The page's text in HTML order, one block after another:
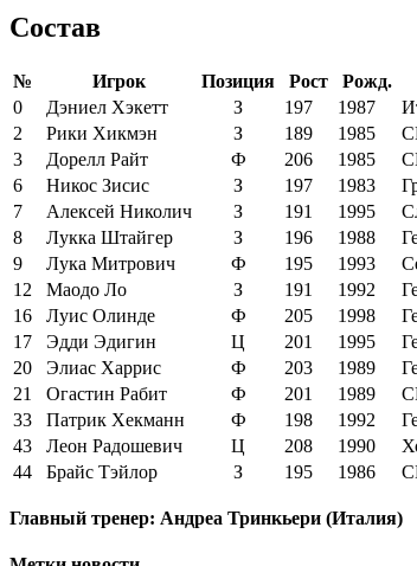
Состав
№ Игрок Позиция Рост Рожд.
0
Дэниел Хэкетт З 197 1987
2
Рики Хикмэн З 189 1985
3
Дорелл Райт Ф 206 1985
6
Никос Зисис З 197 1983
7
Алексей Николич З 191 1995
8
Лукка Штайгер З 196 1988
9
Лука Митрович Ф 195 1993
12
Маодо Ло З 191 1992
16
Луис Олинде Ф 205 1998
17
Эдди Эдигин Ц 201 1995
20
Элиас Харрис Ф 203 1989
21
Огастин Рабит Ф 201 1989
33
Патрик Хекманн Ф 198 1992
43
Леон Радошевич Ц 208 1990
44
Брайс Тэйлор З 195 1986
Главный тренер: Андреа Тринкьери (Италия)